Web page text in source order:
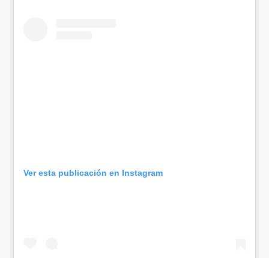
Ver esta publicación en Instagram